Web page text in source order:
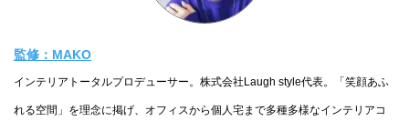
監修：MAKO
インテリアトータルプロデューサー。株式会社Laugh style代表。「笑顔あふ
れる空間」を理念に掲げ、オフィスから個人宅まで多種多様なインテリアコ